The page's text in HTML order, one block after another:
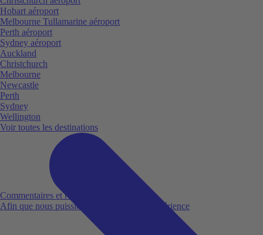
Commentaires et réclamations
Afin que nous puissions améliorer votre expérience
Hobart aéroport
Melbourne Tullamarine aéroport
Perth aéroport
Sydney aéroport
Auckland
Christchurch
Melbourne
Newcastle
Perth
Sydney
Wellington
Voir toutes les destinations